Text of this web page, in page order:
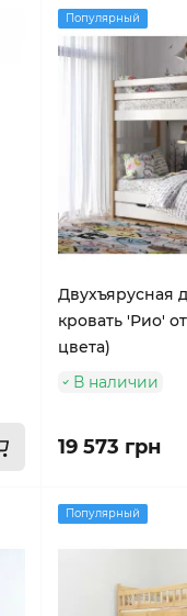
Популярный
Двухъярусная
кровать 'Рио'
цвета)
В наличии
19 573 грн
Популярный